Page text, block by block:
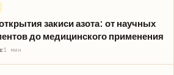
закиси азота: от научных
до медицинского применения
1 мин